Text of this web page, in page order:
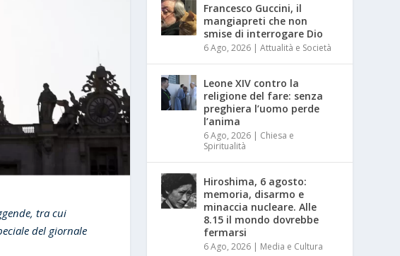
tra cui
del giornale
Francesco Guccini, il
mangiapreti che non
smise di interrogare Dio
6 Ago, 2026 |Attualità e Società
Leone XIV contro la
religione del fare: senza
preghiera l’uomo perde
l’anima
6 Ago, 2026 | Chiesa e
Spiritualità
Hiroshima, 6 agosto:
memoria, disarmo e
minaccia nucleare. Alle
8.15 il mondo dovrebbe
fermarsi
6 Ago, 2026 | Media e Cultura